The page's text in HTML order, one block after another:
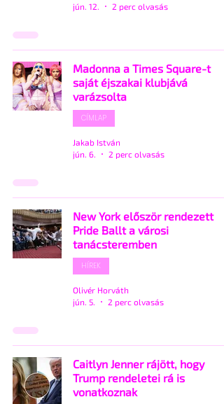
jún. 12.
2 perc olvasás
Madonna a Times Square-t
saját éjszakai klubjává
varázsolta
CÍMLAP
Jakab István
jún. 6.
2 perc olvasás
New York először rendezett
Pride Ballt a városi
tanácsteremben
HÍREK
Olivér Horváth
jún. 5.
2 perc olvasás
Caitlyn Jenner rájött, hogy
Trump rendeletei rá is
vonatkoznak